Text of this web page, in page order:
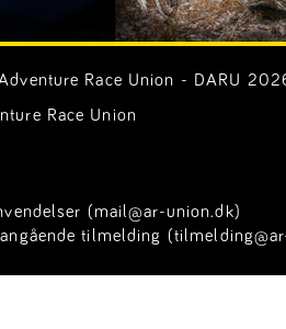
Race Union - DARU
Race Union
(mail@ar-union.dk)
tilmelding